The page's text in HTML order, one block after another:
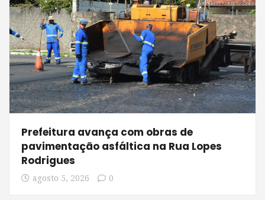
Prefeitura avança com obras de
pavimentação asfáltica na Rua Lopes
Rodrigues
agosto 5, 2026 0